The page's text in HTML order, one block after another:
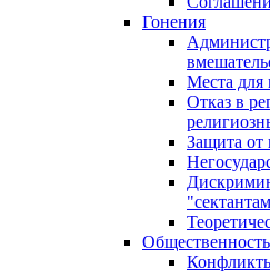
Гонения
Места
Отказ в
Защита от